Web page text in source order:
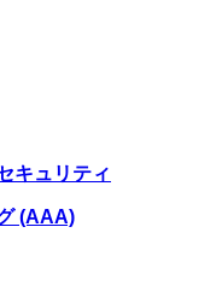
キュリティ
(AAA)